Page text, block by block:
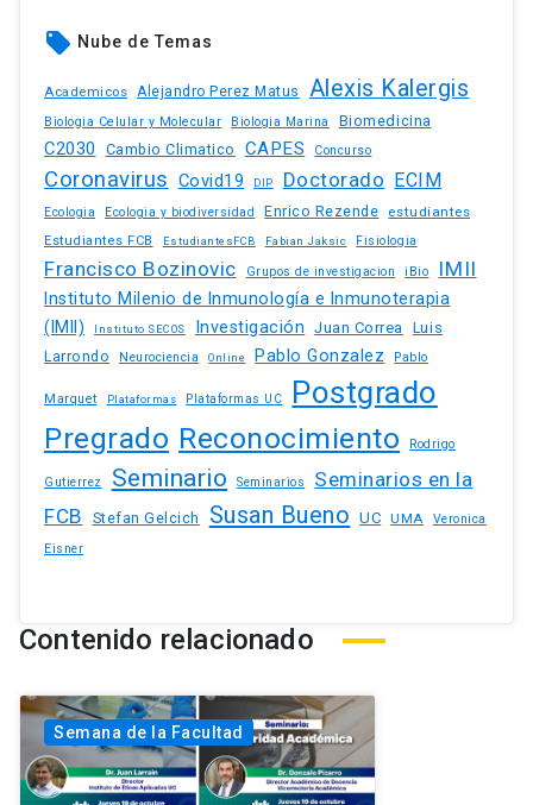
local_offer Nube de Temas
Academicos Alejandro Perez Matus Alexis Kalergis
Biologia Celular y Molecular Biologia Marina Biomedicina
C2030 Cambio Climatico CAPES Concurso
Coronavirus Covid19 DIP Doctorado ECIM
Ecologia Ecologia y biodiversidad Enrico Rezende estudiantes
Estudiantes FCB EstudiantesFCB Fabian Jaksic Fisiologia
Francisco Bozinovic Grupos de investigacion iBio IMII
Instituto Milenio de Inmunología e Inmunoterapia
(IMII)
Instituto SECOS Investigación Juan Correa Luis
Larrondo
Neurociencia Online Pablo Gonzalez Pablo
Marquet Plataformas Plataformas UC Postgrado
Pregrado Reconocimiento Rodrigo
Gutierrez Seminario Seminarios
Seminarios en la
FCB
Stefan Gelcich Susan Bueno UC UMA
Veronica
Eisner
Contenido relacionado
Semana de la Facultad